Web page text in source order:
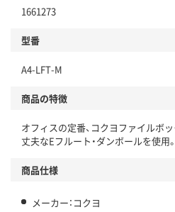
1661273
型番
A4-LFT-M
商品の特徴
オフィスの定番、コクヨファイルボ
丈夫なEフルート・ダンボールを使用。
商品仕様
メーカー：コクヨ